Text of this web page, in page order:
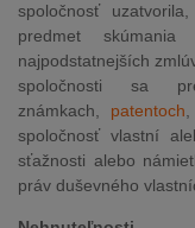
spoločnosť
predmet
najpodstatnejších
spoločnosti sa
známkach, patentoch
spoločnosť vlastní
sťažnosti alebo
práv duševného